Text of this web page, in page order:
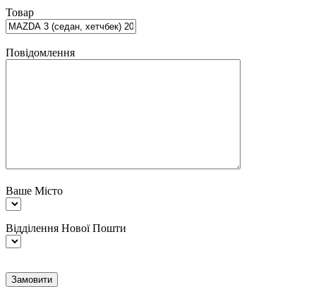
Товар
Повідомлення
Ваше Місто
Відділення Нової Пошти